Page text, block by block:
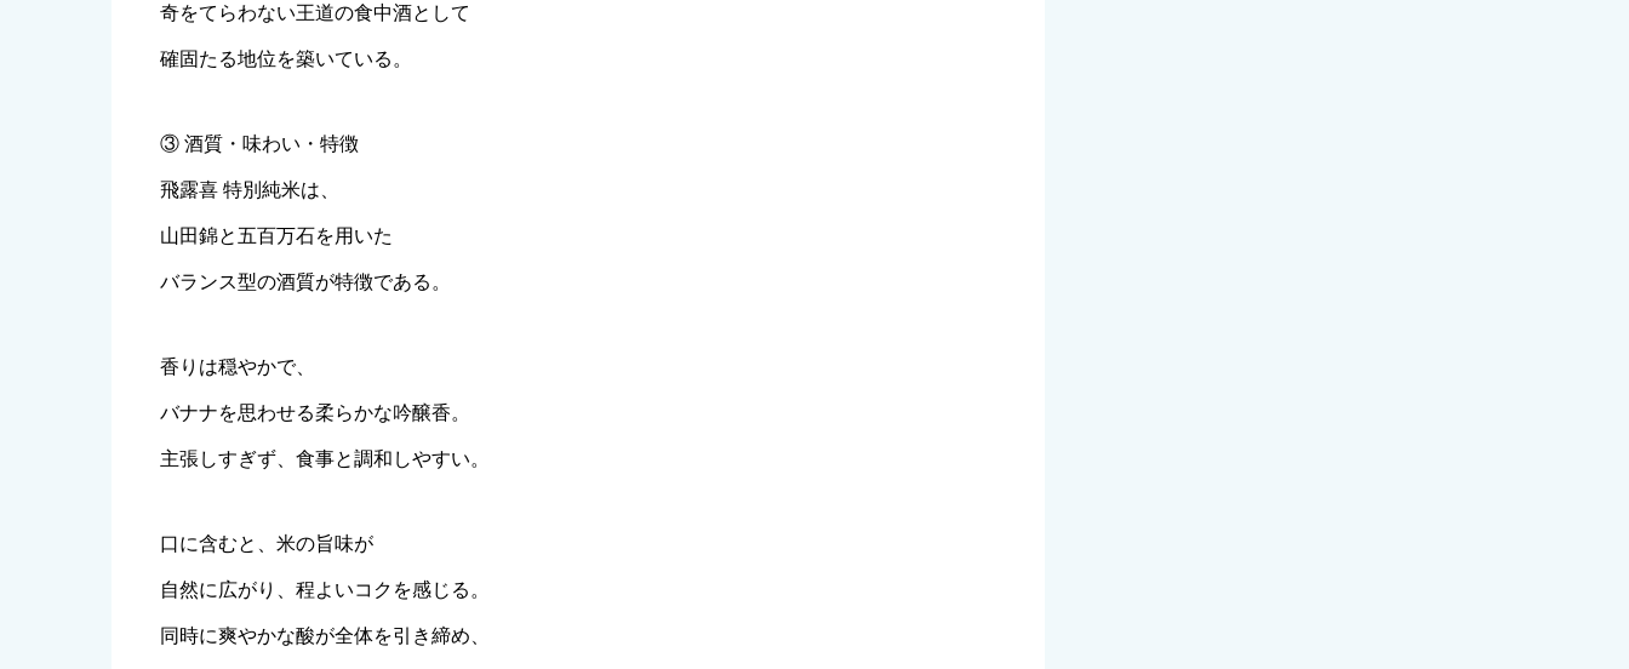
奇をてらわない王道の食中酒として
確固たる地位を築いている。
③ 酒質・味わい・特徴
飛露喜 特別純米は、
山田錦と五百万石を用いた
バランス型の酒質が特徴である。
香りは穏やかで、
バナナを思わせる柔らかな吟醸香。
主張しすぎず、食事と調和しやすい。
口に含むと、米の旨味が
自然に広がり、程よいコクを感じる。
同時に爽やかな酸が全体を引き締め、